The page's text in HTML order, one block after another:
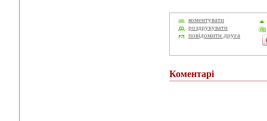
коментувати
роздрукувати
повідомити друга
Коментарі